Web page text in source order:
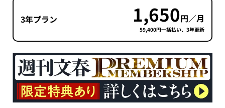
3年プラン 1,650円／月
59,400円一括払い、3年更新